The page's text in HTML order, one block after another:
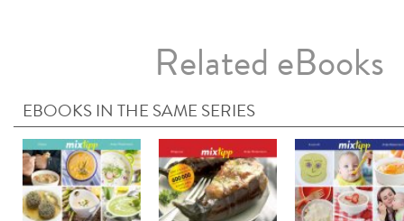
Related eBooks
EBOOKS IN THE SAME SERIES